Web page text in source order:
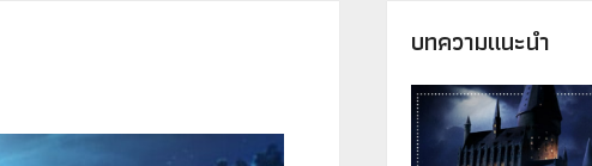
บทความแนะนำ